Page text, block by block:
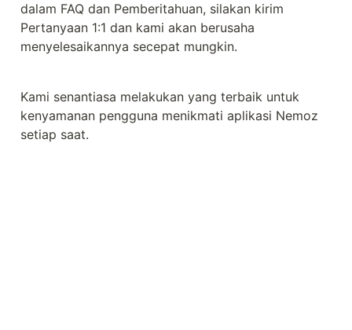
dalam FAQ dan Pemberitahuan, silakan kirim
Pertanyaan 1:1 dan kami akan berusaha
menyelesaikannya secepat mungkin.
Kami senantiasa melakukan yang terbaik untuk
kenyamanan pengguna menikmati aplikasi Nemoz
setiap saat.